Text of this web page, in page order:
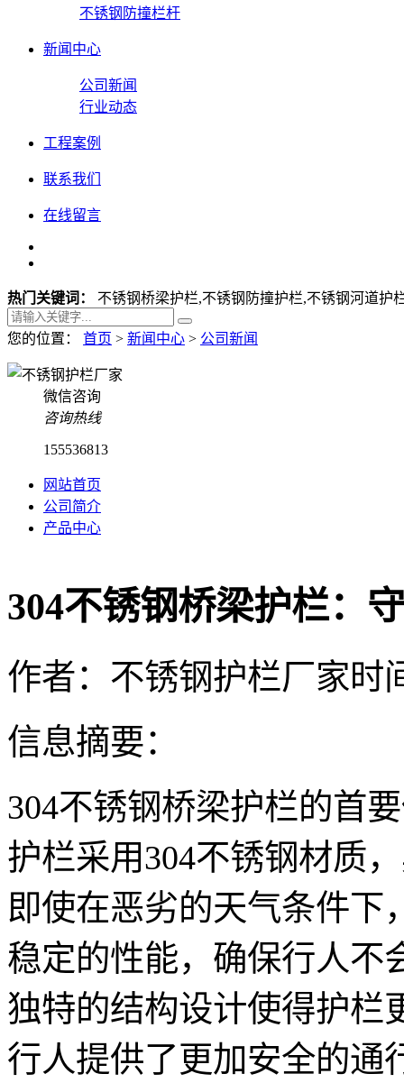
不锈钢防撞栏杆
新闻中心
公司新闻
行业动态
工程案例
联系我们
在线留言
热门关键词： 不锈钢桥梁护栏,不锈钢防撞护栏,不锈钢河道护
您的位置： 首页 > 新闻中心 > 公司新闻
304不锈钢桥梁护栏：
作者：不锈钢护栏厂家时
信息摘要：
304不锈钢桥梁护栏的首
护栏采用304不锈钢材质
即使在恶劣的天气条件下
稳定的性能，确保行人不
独特的结构设计使得护栏
行人提供了更加安全的通
微信咨询
咨询热线
155536813
网站首页
公司简介
产品中心